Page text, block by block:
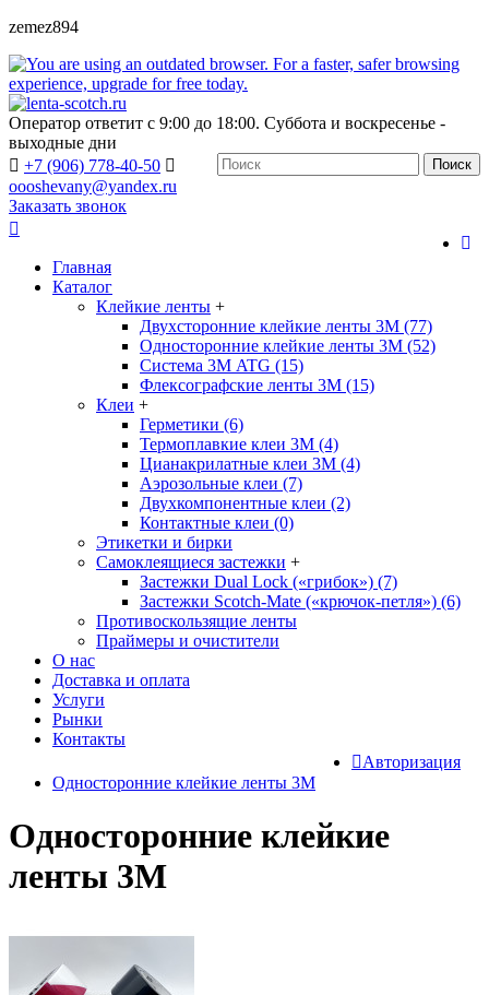
zemez894
Оператор ответит с 9:00 до 18:00. Суббота и воскресенье -
выходные дни
Поиск
+7 (906) 778-40-50
oooshevany@yandex.ru
Заказать звонок
Главная
Каталог
Клейкие ленты +
Двухсторонние клейкие ленты 3М (77)
Односторонние клейкие ленты 3М (52)
Система 3М ATG (15)
Флексографские ленты 3М (15)
Клеи +
Герметики (6)
Термоплавкие клеи 3М (4)
Цианакрилатные клеи 3М (4)
Аэрозольные клеи (7)
Двухкомпонентные клеи (2)
Контактные клеи (0)
Этикетки и бирки
Самоклеящиеся застежки +
Застежки Dual Lock («грибок») (7)
Застежки Scotch-Mate («крючок-петля») (6)
Противоскользящие ленты
Праймеры и очистители
О нас
Доставка и оплата
Услуги
Рынки
Контакты
Авторизация
Односторонние клейкие ленты 3М
Односторонние клейкие
ленты 3М